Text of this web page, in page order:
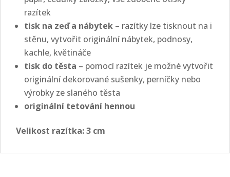
razítek
tisk na zeď a nábytek – razítky lze tisknout na i
stěnu, vytvořit originální nábytek, podnosy,
kachle, květináče
tisk do těsta – pomocí razítek je možné vytvořit
originální dekorované sušenky, perníčky nebo
výrobky ze slaného těsta
originální tetování hennou
Velikost razítka: 3 cm